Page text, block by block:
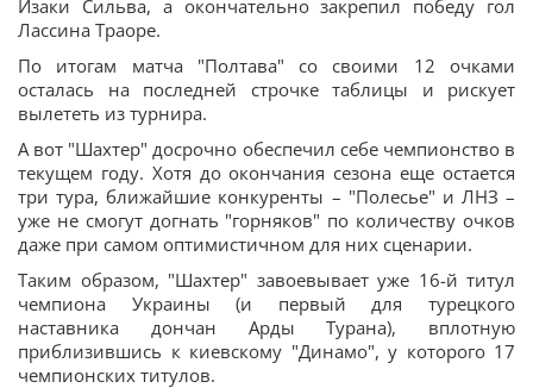
Изаки Сильва, а окончательно закрепил победу гол
Лассина Траоре.
По итогам матча "Полтава" со своими 12 очками
осталась на последней строчке таблицы и рискует
вылететь из турнира.
А вот "Шахтер" досрочно обеспечил себе чемпионство в
текущем году. Хотя до окончания сезона еще остается
три тура, ближайшие конкуренты – "Полесье" и ЛНЗ –
уже не смогут догнать "горняков" по количеству очков
даже при самом оптимистичном для них сценарии.
Таким образом, "Шахтер" завоевывает уже 16-й титул
чемпиона Украины (и первый для турецкого
наставника дончан Арды Турана), вплотную
приблизившись к киевскому "Динамо", у которого 17
чемпионских титулов.